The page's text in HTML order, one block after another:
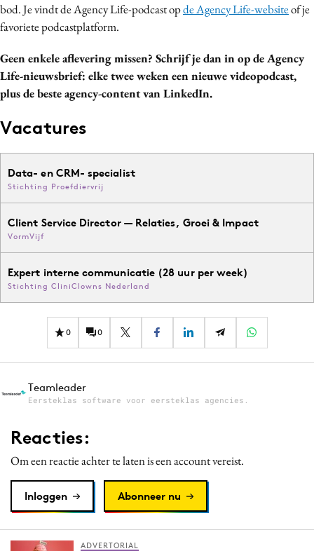
bod. Je vindt de Agency Life-podcast opde Agency Life-websiteof je
favoriete podcastplatform.
Geen enkele aflevering missen? Schrijf je dan in op de Agency
Life-nieuwsbrief: elke twee weken een nieuwe videopodcast,
plus de beste agency-content van LinkedIn.
Vacatures
Data- en CRM- specialist
Stichting Proefdiervrij
Client Service Director — Relaties, Groei & Impact
VormVijf
Expert interne communicatie (28 uur per week)
Stichting CliniClowns Nederland
0 0
Teamleader
Eersteklas software voor eersteklas agencies.
Reacties:
Om een reactie achter te laten is een account vereist.
Inloggen Abonneer nu
ADVERTORIAL